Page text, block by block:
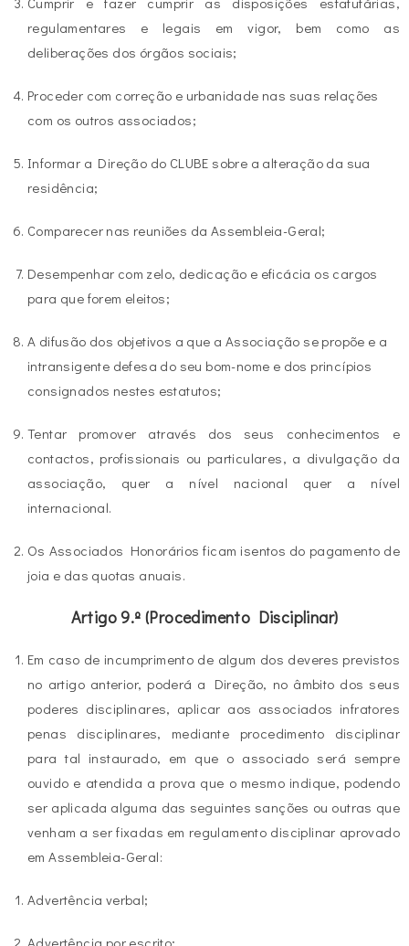
regulamentares e legais em vigor, bem como as
deliberações dos órgãos sociais;
Proceder com correção e urbanidade nas suas relações
com os outros associados;
Informar a Direção do CLUBE sobre a alteração da sua
residência;
Comparecer nas reuniões da Assembleia-Geral;
Desempenhar com zelo, dedicação e eficácia os cargos
para que forem eleitos;
A difusão dos objetivos a que a Associação se propõe e a
intransigente defesa do seu bom-nome e dos princípios
consignados nestes estatutos;
Tentar promover através dos seus conhecimentos e
contactos, profissionais ou particulares, a divulgação da
associação, quer a nível nacional quer a nível
internacional.
Os Associados Honorários ficam isentos do pagamento de
joia e das quotas anuais.
Artigo 9.º (Procedimento Disciplinar)
Em caso de incumprimento de algum dos deveres previstos
no artigo anterior, poderá a Direção, no âmbito dos seus
poderes disciplinares, aplicar aos associados infratores
penas disciplinares, mediante procedimento disciplinar
para tal instaurado, em que o associado será sempre
ouvido e atendida a prova que o mesmo indique, podendo
ser aplicada alguma das seguintes sanções ou outras que
venham a ser fixadas em regulamento disciplinar aprovado
em Assembleia-Geral:
Advertência verbal;
Advertência por escrito;